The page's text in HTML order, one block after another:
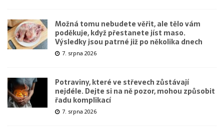
Možná tomu nebudete věřit, ale tělo vám
poděkuje, když přestanete jíst maso.
Výsledky jsou patrné již po několika dnech
7. srpna 2026
Potraviny, které ve střevech zůstávají
nejdéle. Dejte si na ně pozor, mohou způsobit
řadu komplikací
7. srpna 2026